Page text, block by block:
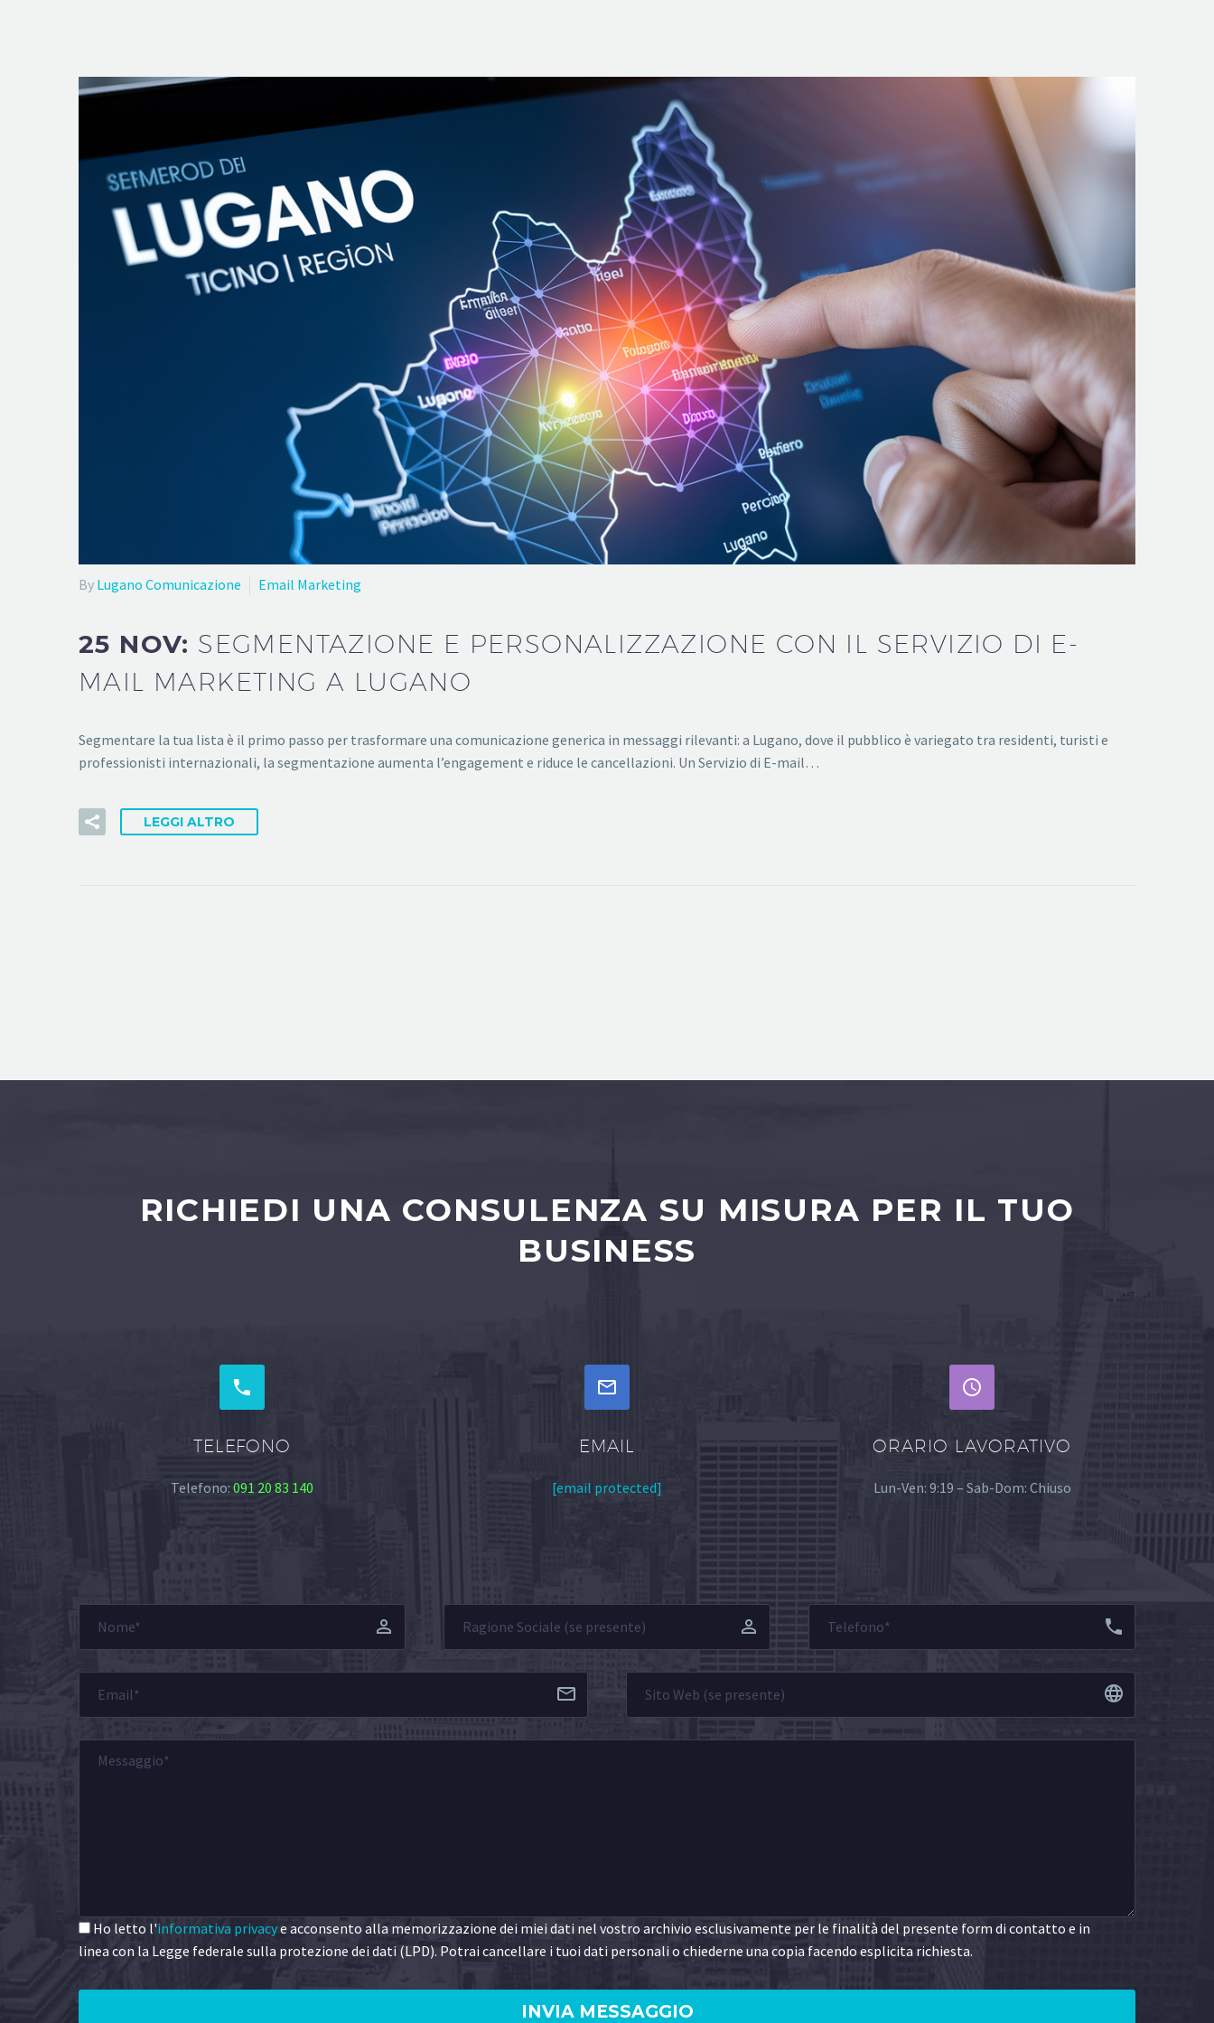
By Lugano Comunicazione Email Marketing
25 NOV: SEGMENTAZIONE E PERSONALIZZAZIONE CON IL SERVIZIO DI E-
MAIL MARKETING A LUGANO
Segmentare la tua lista è il primo passo per trasformare una comunicazione generica in messaggi rilevanti: a Lugano, dove il pubblico è variegato tra residenti, turisti e
professionisti internazionali, la segmentazione aumenta l’engagement e riduce le cancellazioni. Un Servizio di E-mail…
LEGGI ALTRO
RICHIEDI UNA CONSULENZA SU MISURA PER IL TUO
BUSINESS


TELEFONO
Telefono: 091 20 83 140


EMAIL
[email protected]


ORARIO LAVORATIVO
Lun-Ven: 9:19 – Sab-Dom: Chiuso
Ho letto l'informativa privacye acconsento alla memorizzazione dei miei dati nel vostro archivio esclusivamente per le finalità del presente form di contatto e in
linea con la Legge federale sulla protezione dei dati (LPD). Potrai cancellare i tuoi dati personali o chiederne una copia facendo esplicita richiesta.